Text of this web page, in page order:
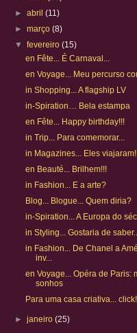
►abril(11)
►março(8)
▼fevereiro(15)
en Fête... É Carnaval...
en Voyage... Meu percurso
in Shopping... A flagship LV
in-Spiration… Bela estampa
en Fête... Happy birthday!!!
in Trip... Para comemorar...
in Magazines... Eles
en Beauté... Brilhem!!!
in Fashion... E a arte?
Blog... Blogue... Quem diria?
in-Spiration... A Europa do
in Styling... Gostaria de
in Fashion... De Chanel a
inv...
en Voyage... Opéra de Paris:
sonhos
Para uma casa criativa... click!
►janeiro(25)